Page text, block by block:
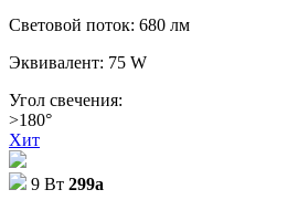
Световой поток: 680 лм
Эквивалент: 75 W
Угол свечения:
>180°
Хит
9 Вт 299a